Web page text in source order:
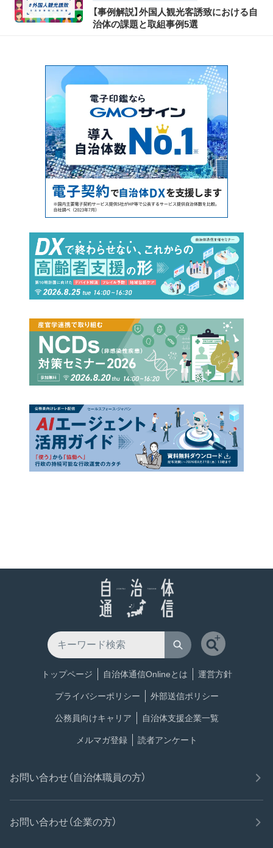
【事例解説】外国人観光客誘致における自
治体の課題と取組事例5選
トップページ 自治体通信Onlineとは 運営方針
プライバシーポリシー 外部送信ポリシー
公務員向けキャリア 自治体支援企業一覧
メルマガ登録 読者アンケート
お問い合わせ（自治体職員の方）
お問い合わせ（企業の方）